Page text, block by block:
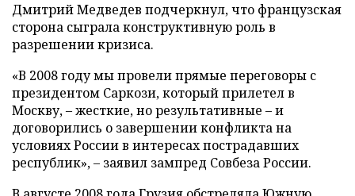
Дмитрий Медведев подчеркнул, что французская
сторона сыграла конструктивную роль в
разрешении кризиса.
«В 2008 году мы провели прямые переговоры с
президентом Саркози, который прилетел в
Москву, – жесткие, но результативные – и
договорились о завершении конфликта на
условиях России в интересах пострадавших
республик», – заявил зампред Совбеза России.